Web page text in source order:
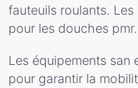
fauteuils roulants.
pour les douches pmr.
Les équipements san
pour garantir la